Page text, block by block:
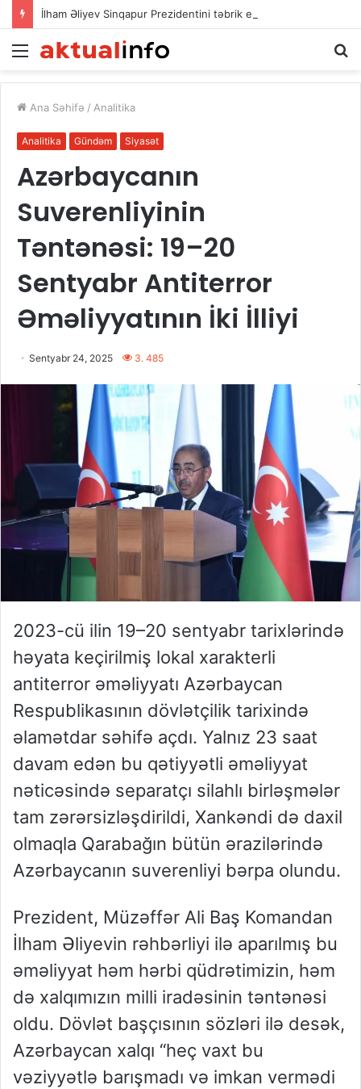
İlham Əliyev Sinqapur Prezidentini təbrik etdi
Menu
Ana Səhifə / Analitika
Analitika Gündəm Siyasət
Azərbaycanın
Suverenliyinin
Təntənəsi: 19–20
Sentyabr Antiterror
Əməliyyatının İki İlliyi
Sentyabr 24, 2025 3. 485
2023-cü ilin 19–20 sentyabr tarixlərində
həyata keçirilmiş lokal xarakterli
antiterror əməliyyatı Azərbaycan
Respublikasının dövlətçilik tarixində
əlamətdar səhifə açdı. Yalnız 23 saat
davam edən bu qətiyyətli əməliyyat
nəticəsində separatçı silahlı birləşmələr
tam zərərsizləşdirildi, Xankəndi də daxil
olmaqla Qarabağın bütün ərazilərində
Azərbaycanın suverenliyi bərpa olundu.
Prezident, Müzəffər Ali Baş Komandan
İlham Əliyevin rəhbərliyi ilə aparılmış bu
əməliyyat həm hərbi qüdrətimizin, həm
də xalqımızın milli iradəsinin təntənəsi
oldu. Dövlət başçısının sözləri ilə desək,
Azərbaycan xalqı “heç vaxt bu
vəziyyətlə barışmadı və imkan vermədi